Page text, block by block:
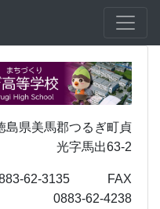
馬郡つるぎ町貞
光字馬出63-2
3135 FAX
0883-62-4238